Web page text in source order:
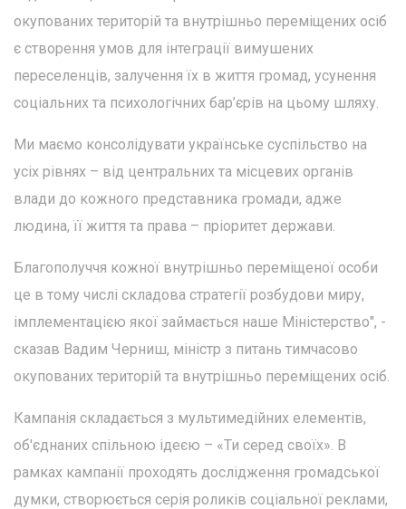
окупованих територій та внутрішньо переміщених осіб
є створення умов для інтеграції вимушених
переселенців, залучення їх в життя громад, усунення
соціальних та психологічних бар’єрів на цьому шляху.
Ми маємо консолідувати українське суспільство на
усіх рівнях – від центральних та місцевих органів
влади до кожного представника громади, адже
людина, її життя та права – пріоритет держави.
Благополуччя кожної внутрішньо переміщеної особи
це в тому числі складова стратегії розбудови миру,
імплементацією якої займається наше Міністерство", -
сказав Вадим Черниш, міністр з питань тимчасово
окупованих територій та внутрішньо переміщених осіб.
Кампанія складається з мультимедійних елементів,
об'єднаних спільною ідеєю – «Ти серед своїх». В
рамках кампанії проходять дослідження громадської
думки, створюється серія роликів соціальної реклами,